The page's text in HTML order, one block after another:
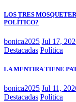
LOS TRES
POLÍTICO?
bonica2025 Jul 17,
Destacadas Política
LA MENTIRA TIENE
bonica2025 Jul 11,
Destacadas Política